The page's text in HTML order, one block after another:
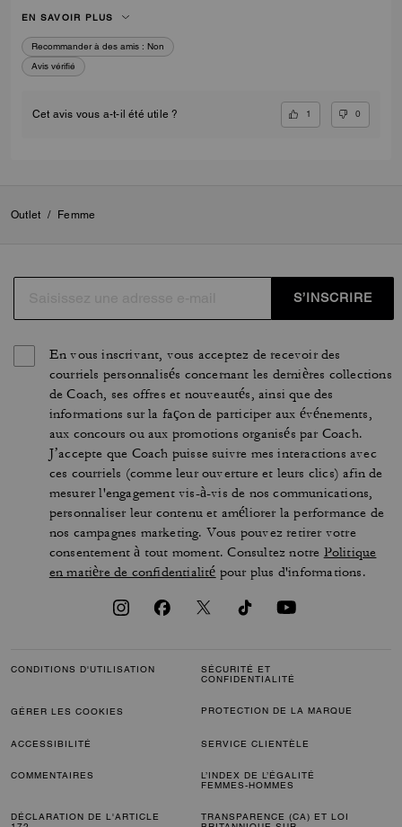
produit porté mais il faut pas trop s’attarder dessus quand à la qualité.
EN SAVOIR PLUS
Recommander à des amis : Non
Avis vérifié
Cet avis vous a-t-il été utile ? 1 0
Outlet / Femme
S’INSCRIRE
En vous inscrivant, vous acceptez de recevoir des
courriels personnalisés concernant les dernières collections
de Coach, ses offres et nouveautés, ainsi que des
informations sur la façon de participer aux événements,
aux concours ou aux promotions organisés par Coach.
J’accepte que Coach puisse suivre mes interactions avec
ces courriels (comme leur ouverture et leurs clics) afin de
mesurer l'engagement vis-à-vis de nos communications,
personnaliser leur contenu et améliorer la performance de
nos campagnes marketing. Vous pouvez retirer votre
consentement à tout moment. Consultez notre Politique
en matière de confidentialité pour plus d'informations.
CONDITIONS D'UTILISATION
SÉCURITÉ ET
CONFIDENTIALITÉ
GÉRER LES COOKIES PROTECTION DE LA MARQUE
ACCESSIBILITÉ SERVICE CLIENTÈLE
COMMENTAIRES
L’INDEX DE L’ÉGALITÉ
FEMMES-HOMMES
DÉCLARATION DE L'ARTICLE
TRANSPARENCE (CA) ET LOI